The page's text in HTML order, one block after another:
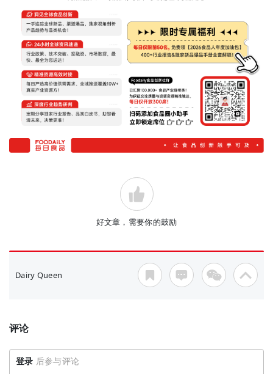
好文章，需要你的鼓励
Dairy Queen
评论
登录 后参与评论